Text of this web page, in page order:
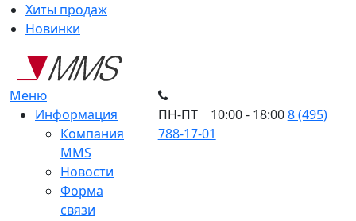
Хиты продаж
Новинки
Меню
Информация
Компания
MMS
Новости
Форма
связи
ПН-ПТ 10:00 - 18:008 (495)
788-17-01